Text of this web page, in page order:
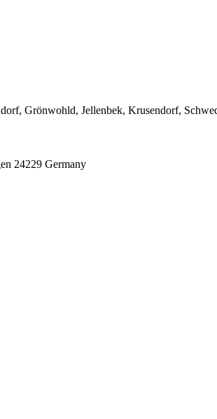
Grönwohld, Jellenbek, Krusendorf,
24229 Germany